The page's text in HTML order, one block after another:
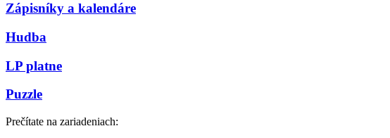
Zápisníky a kalendáre
Hudba
LP platne
Puzzle
Prečítate na zariadeniach: